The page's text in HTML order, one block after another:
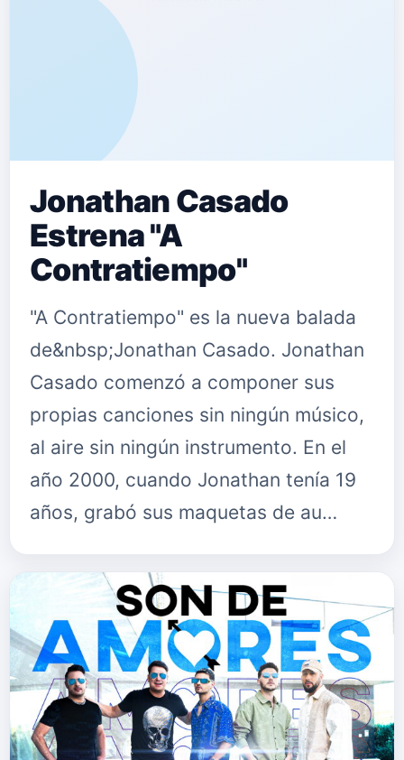
Jonathan Casado
Estrena "A
Contratiempo"
"A Contratiempo" es la nueva balada
de&nbsp;Jonathan Casado. Jonathan
Casado comenzó a componer sus
propias canciones sin ningún músico,
al aire sin ningún instrumento. En el
año 2000, cuando Jonathan tenía 19
años, grabó sus maquetas de au…